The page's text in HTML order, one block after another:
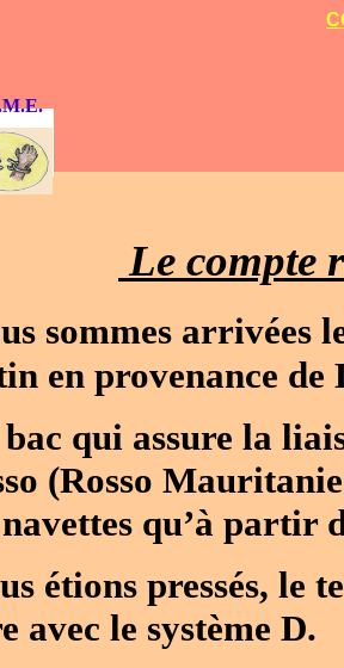
Le compte
sommes arrivées
en provenance de
qui assure la
(Rosso
navettes qu’à partir
étions pressés, le
avec le système D.